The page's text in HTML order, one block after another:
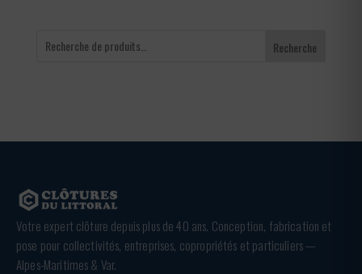
Recherche
Votre expert clôture depuis plus de 40 ans. Conception, fabrication et
pose pour collectivités, entreprises, copropriétés et particuliers —
Alpes-Maritimes & Var.